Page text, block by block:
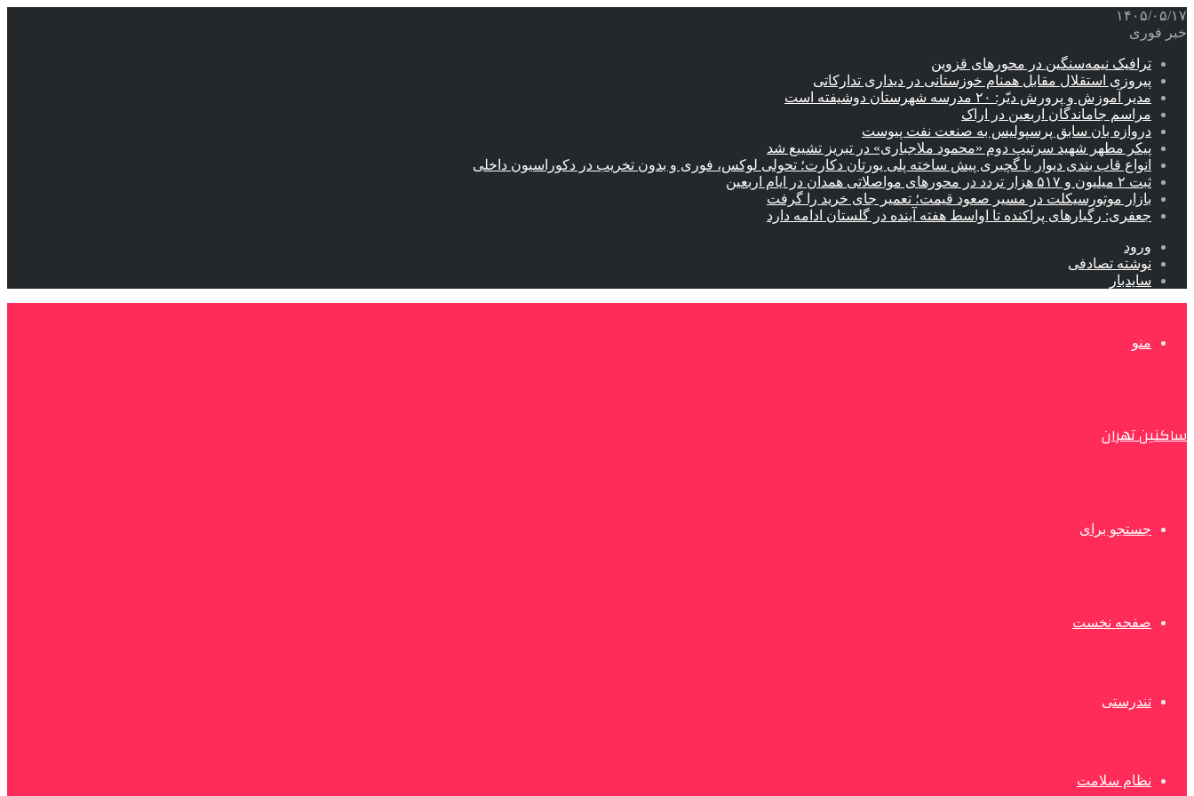
۱۴۰۵/۰۵/۱۷
خبر فوری
ترافیک نیمه‌سنگین در محورهای قزوین
پیروزی استقلال مقابل همنام خوزستانی در دیداری تدارکاتی
مدیر آموزش و پرورش دیّر: ۲۰ مدرسه شهرستان دوشیفته است
مراسم جاماندگان اربعین در اراک
دروازه بان سابق پرسپولیس به صنعت نفت پیوست
پیکر مطهر شهید سرتیپ دوم «محمود ملاجباری» در تبریز تشییع شد
انواع قاب بندی دیوار با گچبری پیش ساخته پلی یورتان دکارت؛ تحولی لوکس، فوری و بدون تخریب در دکوراسیون داخلی
ثبت ۲ میلیون و ۵۱۷ هزار تردد در محورهای مواصلاتی همدان در ایام اربعین
بازار موتورسیکلت در مسیر صعود قیمت؛ تعمیر جای خرید را گرفت
جعفری: رگبارهای پراکنده تا اواسط هفته آینده در گلستان ادامه دارد
ورود
نوشته تصادفی
سایدبار
منو
ساکنین تهران
جستجو برای
صفحه نخست
تندرستی
نظام سلامت